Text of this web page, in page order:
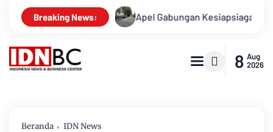
Breaking News:
Kasusnya Apel Gabungan Kesiapsiagaan Untuk
8 Aug
2026
Beranda IDN News